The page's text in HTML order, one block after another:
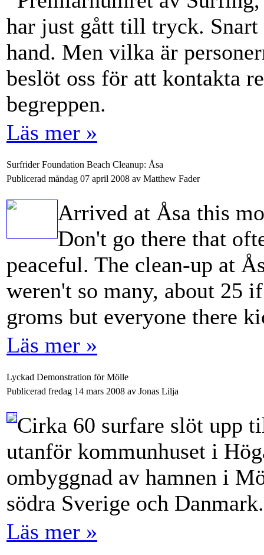
har just gått till tryck. Snart
hand. Men vilka är
beslöt oss för att kontakta
begreppen.
Läs mer »
Surfrider Foundation Beach Cleanup: Åsa
Publicerad måndag 07 april 2008 av Matthew Fader
Arrived at Åsa this
Don't go there that
peaceful. The clean-up at
weren't so many, about 25
groms but everyone there
Läs mer »
Lyckad Demonstration för Mölle
Publicerad fredag 14 mars 2008 av Jonas Lilja
Cirka 60 surfare slöt upp
utanför kommunhuset i
ombyggnad av hamnen i
södra Sverige och Danmark.
Läs mer »